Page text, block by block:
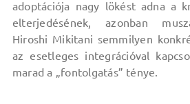
adoptációja nagy lökést adna a
elterjedésének, azonban
Hiroshi Mikitani semmilyen
az esetleges integrációval
marad a „fontolgatás” ténye.